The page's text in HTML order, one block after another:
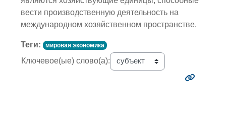
вести производственную деятельность на
международном хозяйственном пространстве.
Теги: мировая экономика
Ключевое(ые) слово(а):